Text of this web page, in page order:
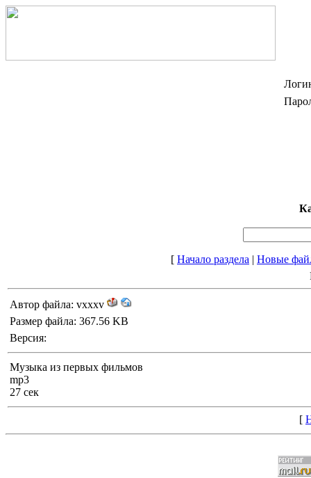
[ Начало раздела | Новые
Автор файла: vxxxv
Размер файла: 367.56 KB
Версия:
Музыка из первых фильмов
mp3
27 сек
[